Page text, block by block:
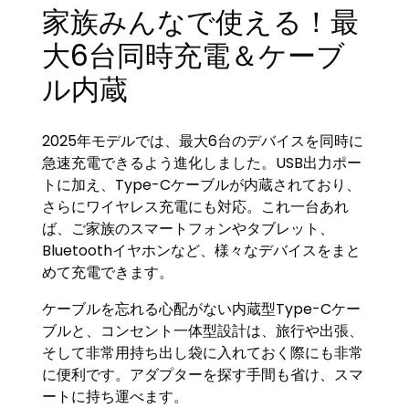
家族みんなで使える！最
大6台同時充電＆ケーブ
ル内蔵
2025年モデルでは、最大6台のデバイスを同時に
急速充電できるよう進化しました。USB出力ポー
トに加え、Type-Cケーブルが内蔵されており、
さらにワイヤレス充電にも対応。これ一台あれ
ば、ご家族のスマートフォンやタブレット、
Bluetoothイヤホンなど、様々なデバイスをまと
めて充電できます。
ケーブルを忘れる心配がない内蔵型Type-Cケー
ブルと、コンセント一体型設計は、旅行や出張、
そして非常用持ち出し袋に入れておく際にも非常
に便利です。アダプターを探す手間も省け、スマ
ートに持ち運べます。